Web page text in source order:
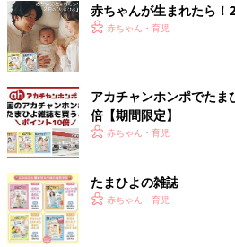
赤ちゃんが生まれたら！
赤ちゃん・育児
アカチャンホンポでた
倍【期間限定】
赤ちゃん・育児
たまひよの雑誌
赤ちゃん・育児